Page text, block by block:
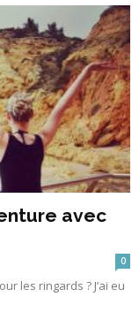
avec
0
les ringards ? J’ai eu